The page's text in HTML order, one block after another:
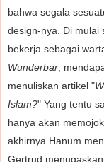
bahwa segala
design-nya. Di mulai
bekerja sebagai
Wunderbar ,
menuliskan artikel "
Islam?" Yang tentu
hanya akan
akhirnya Hanum
Gertrud